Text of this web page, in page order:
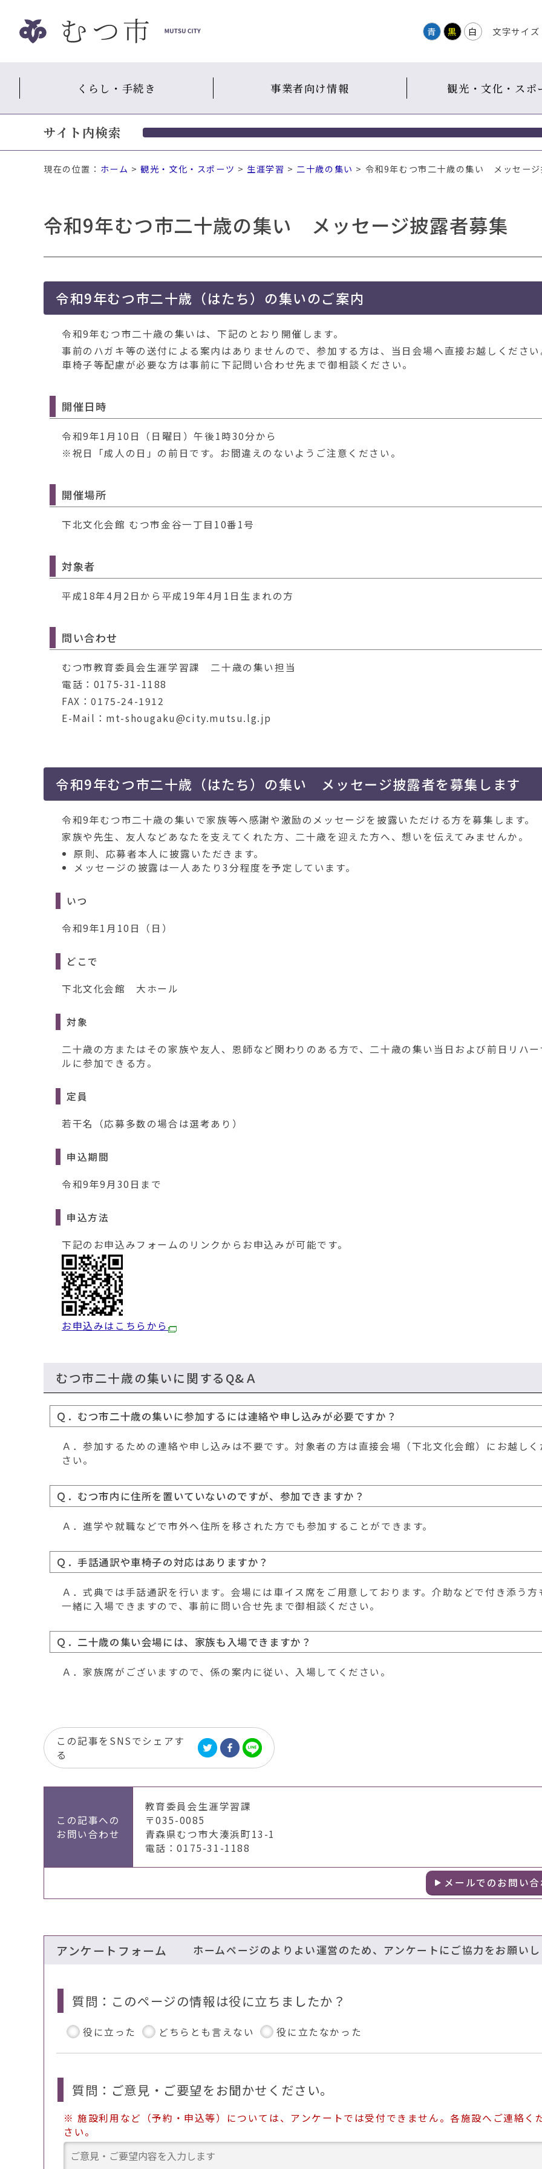
ッ
青 黒 白 文字サイズ
くらし・手続き 事業者向け情報 観光・文化・スポ
サイト内検索
現在の位置： ホーム >観光・文化・スポーツ > 生涯学習 > 二十歳の集い > 令和9年むつ市二十歳の集い メッセー
令和9年むつ市二十歳の集い メッセージ披露者募集
令和9年むつ市二十歳（はたち）の集いのご案内
令和9年むつ市二十歳の集いは、下記のとおり開催します。
事前のハガキ等の送付による案内はありませんので、参加する方は、当日会場へ直接お越しくださ
車椅子等配慮が必要な方は事前に下記問い合わせ先まで御相談ください。
開催日時
令和9年1月10日（日曜日）午後1時30分から
※祝日「成人の日」の前日です。お間違えのないようご注意ください。
開催場所
下北文化会館 むつ市金谷一丁目10番1号
対象者
平成18年4月2日から平成19年4月1日生まれの方
問い合わせ
むつ市教育委員会生涯学習課 二十歳の集い担当
電話：0175-31-1188
FAX：0175-24-1912
E-Mail：mt-shougaku@city.mutsu.lg.jp
令和9年むつ市二十歳（はたち）の集い メッセージ披露者を募集します
令和9年むつ市二十歳の集いで家族等へ感謝や激励のメッセージを披露いただける方を募集します。
家族や先生、友人などあなたを支えてくれた方、二十歳を迎えた方へ、想いを伝えてみませんか。
原則、応募者本人に披露いただきます。
メッセージの披露は一人あたり3分程度を予定しています。
いつ
令和9年1月10日（日）
どこで
下北文化会館 大ホール
対象
二十歳の方またはその家族や友人、恩師など関わりのある方で、二十歳の集い当日および前日リハ
ルに参加できる方。
定員
若干名（応募多数の場合は選考あり）
申込期間
令和9年9月30日まで
申込方法
下記のお申込みフォームのリンクからお申込みが可能です。​
お申込みはこちらから
むつ市二十歳の集いに関するQ&Ａ
Ｑ．むつ市二十歳の集いに参加するには連絡や申し込みが必要ですか？
Ａ．参加するための連絡や申し込みは不要です。対象者の方は直接会場（下北文化会館）にお越し
さい。
Ｑ．むつ市内に住所を置いていないのですが、参加できますか？
Ａ．進学や就職などで市外へ住所を移された方でも参加することができます。
Ｑ．手話通訳や車椅子の対応はありますか？
Ａ．式典では手話通訳を行います。会場には車イス席をご用意しております。介助などで付き添う方
一緒に入場できますので、事前に問い合せ先まで御相談ください。
Ｑ．二十歳の集い会場には、家族も入場できますか？
Ａ．家族席がございますので、係の案内に従い、入場してください。
この記事をSNSでシェアす
る
この記事への
お問い合わせ
教育委員会生涯学習課
〒035-0085
青森県むつ市大湊浜町13-1
電話：0175-31-1188
メールでのお問い
アンケートフォーム ホームページのよりよい運営のため、アンケートにご協力をお願い
質問：このページの情報は役に立ちましたか？
役に立った どちらとも言えない 役に立たなかった
質問：ご意見・ご要望をお聞かせください。
※ 施設利用など（予約・申込等）については、アンケートでは受付できません。各施設へご連絡く
さい。